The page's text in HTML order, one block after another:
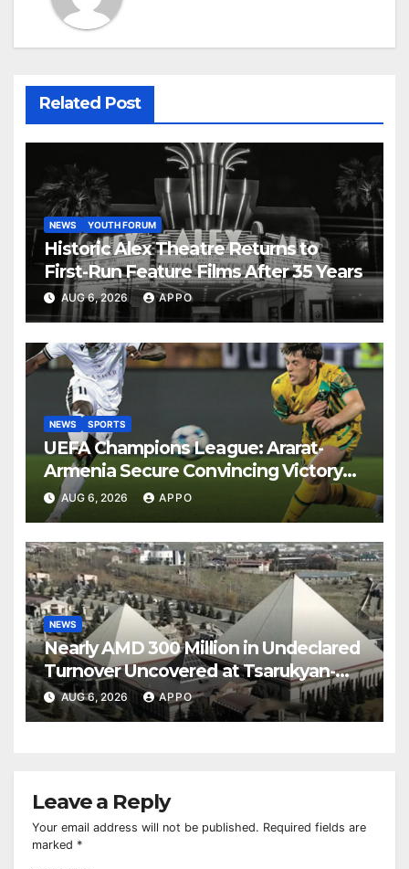
Related Post
NEWS YOUTH FORUM
Historic Alex Theatre Returns to
First-Run Feature Films After 35 Years
AUG 6, 2026 APPO
NEWS SPORTS
UEFA Champions League: Ararat-
Armenia Secure Convincing Victory
Over Shamrock Rovers 2-0
AUG 6, 2026 APPO
NEWS
Nearly AMD 300 Million in Undeclared
Turnover Uncovered at Tsarukyan-
Owned Entertainment Center
AUG 6, 2026 APPO
Leave a Reply
Your email address will not be published. Required fields are
marked *